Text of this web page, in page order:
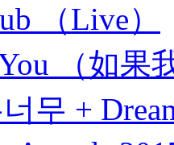
（Live）
（如果
무 +